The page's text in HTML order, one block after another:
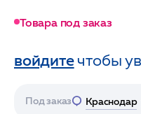
Товара под заказ
войдитечтобы
Под заказ Краснодар